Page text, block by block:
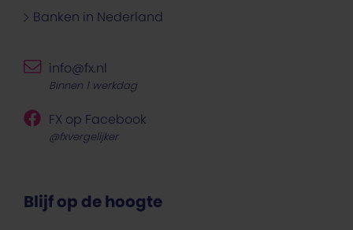
Banken in Nederland
Blijf op de hoogte
info@fx.nl
Binnen 1 werkdag
FX op Facebook
@fxvergelijker